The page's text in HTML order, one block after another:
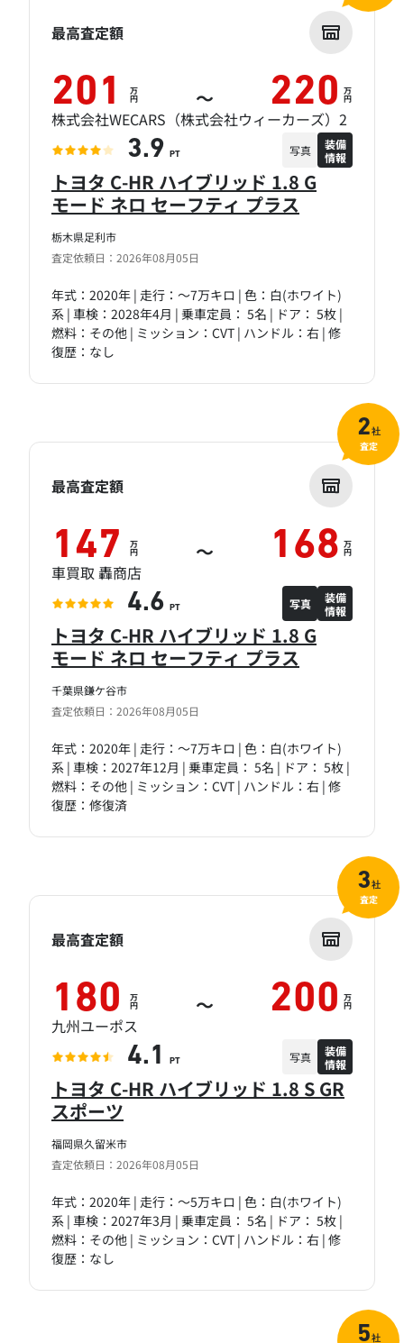
栃木県足利市
査定依頼日：2026年08月05日
トヨタ C-HR ハイブリッド 1.8 G
モード ネロ セーフティ プラス
年式：2020年 | 走行：～7万キロ | 色：白(ホワイト)
系 | 車検：2028年4月 | 乗車定員： 5名 | ドア： 5枚 |
燃料：その他 | ミッション：CVT | ハンドル：右 | 修
復歴：なし
最高査定額
201 万
円 ～ 220 万
円
株式会社WECARS（株式会社ウィーカーズ）2
3.9 PT 写真
装備
情報
千葉県鎌ケ谷市
査定依頼日：2026年08月05日
トヨタ C-HR ハイブリッド 1.8 G
モード ネロ セーフティ プラス
年式：2020年 | 走行：～7万キロ | 色：白(ホワイト)
系 | 車検：2027年12月 | 乗車定員： 5名 | ドア： 5枚 |
燃料：その他 | ミッション：CVT | ハンドル：右 | 修
復歴：修復済
最高査定額
147 万
円 ～ 168 万
円
車買取 轟商店
4.6 PT 写真
装備
情報
2社
査定
福岡県久留米市
査定依頼日：2026年08月05日
トヨタ C-HR ハイブリッド 1.8 S GR
スポーツ
年式：2020年 | 走行：～5万キロ | 色：白(ホワイト)
系 | 車検：2027年3月 | 乗車定員： 5名 | ドア： 5枚 |
燃料：その他 | ミッション：CVT | ハンドル：右 | 修
復歴：なし
最高査定額
180 万
円 ～ 200 万
円
九州ユーポス
4.1 PT 写真
装備
情報
3社
査定
5社